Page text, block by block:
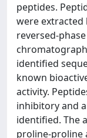
peptides.
were
reversed-
identified
known
activity.
inhibitory and
identified. The
proline-proline